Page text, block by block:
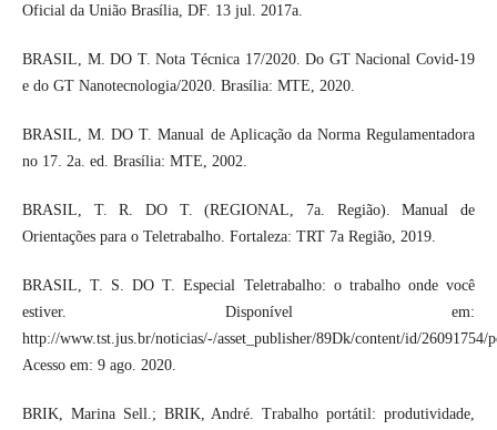
Oficial da União Brasília, DF. 13 jul. 2017a.
BRASIL, M. DO T. Nota Técnica 17/2020. Do GT Nacional Covid-19
e do GT Nanotecnologia/2020. Brasília: MTE, 2020.
BRASIL, M. DO T. Manual de Aplicação da Norma Regulamentadora
no 17. 2a. ed. Brasília: MTE, 2002.
BRASIL, T. R. DO T. (REGIONAL, 7a. Região). Manual de
Orientações para o Teletrabalho. Fortaleza: TRT 7a Região, 2019.
BRASIL, T. S. DO T. Especial Teletrabalho: o trabalho onde você
estiver. Disponível em:
http://www.tst.jus.br/noticias/-/asset_publisher/89Dk/content/id/26091754/
Acesso em: 9 ago. 2020.
BRIK, Marina Sell.; BRIK, André. Trabalho portátil: produtividade,